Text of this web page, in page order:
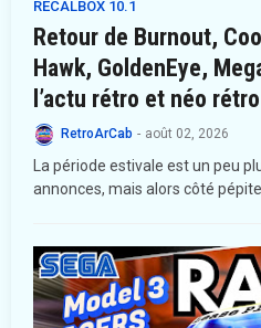
RECALBOX 10.1
Retour de Burnout,
Hawk, GoldenEye,
l’actu rétro et néo rétro
RetroArCab - août 02, 2026
La période estivale est un peu
annonces, mais alors côté